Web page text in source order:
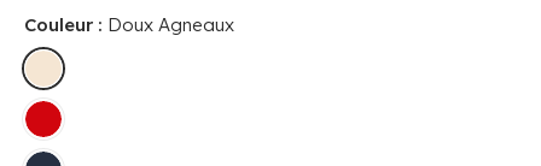
Couleur : Doux Agneaux